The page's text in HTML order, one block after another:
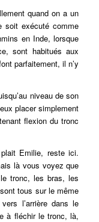
quand on a un
soit exécuté comme
en Inde, lorsque
sont habitués aux
parfaitement, il n’y
niveau de son
placer simplement
flexion du tronc
Emilie, reste ici.
là vous voyez que
tronc, les bras, les
tous sur le même
l’arrière dans le
à fléchir le tronc, là,